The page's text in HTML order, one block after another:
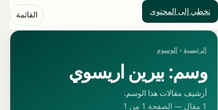
تخطي إلى المحتوى
حلول العالم القائمة
الرئيسية › الوسوم
وسم: بيرين اريسوي
أرشيف مقالات هذا الوسم.
1 مقال — الصفحة 1 من 1